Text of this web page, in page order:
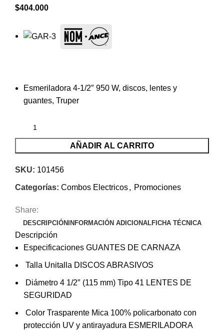
$404.000
Esmeriladora 4-1/2″ 950 W, discos, lentes y
guantes, Truper
AÑADIR AL CARRITO
SKU: 101456
Categorías: Combos Electricos, Promociones
Share:
DESCRIPCIÓN INFORMACIÓN ADICIONALFICHA TÉCNICA
Descripción
Especificaciones GUANTES DE CARNAZA
Talla Unitalla DISCOS ABRASIVOS
Diámetro 4 1/2″ (115 mm) Tipo 41 LENTES DE
SEGURIDAD
Color Trasparente Mica 100% policarbonato con
protección UV y antirayadura ESMERILADORA